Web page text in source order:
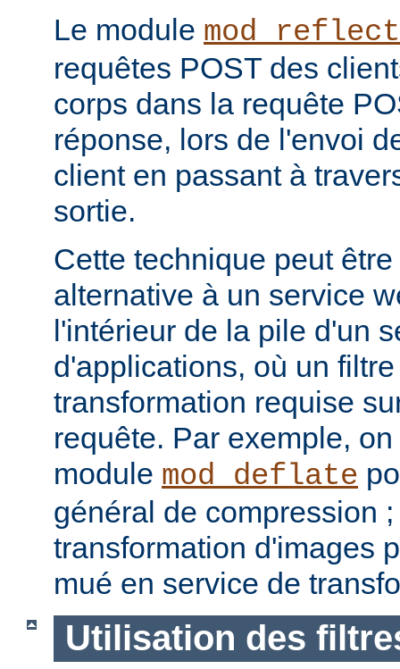
Le module
requêtes POST des
corps dans la requête
réponse, lors de l'envoi
client en passant à
sortie.
Cette technique peut
alternative à un service
l'intérieur de la pile d'un
d'applications, où un
transformation requise
requête. Par exemple,
module mod_deflate
général de compression
transformation d'images
mué en service de
Utilisation des